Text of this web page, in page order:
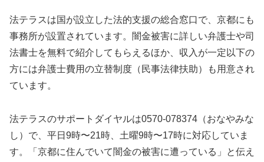
法テラスは国が設立した法的支援の総合窓口で、京都にも
事務所が設置されています。闇金被害に詳しい弁護士や司
法書士を無料で紹介してもらえるほか、収入が一定以下の
方には弁護士費用の立替制度（民事法律扶助）も用意され
ています。
法テラスのサポートダイヤルは0570-078374（おなやみな
し）で、平日9時〜21時、土曜9時〜17時に対応していま
す。「京都に住んでいて闇金の被害に遭っている」と伝え